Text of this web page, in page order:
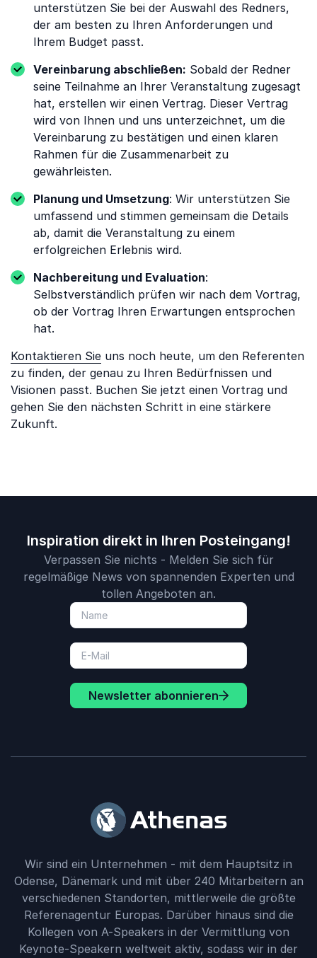
unterstützen Sie bei der Auswahl des Redners,
der am besten zu Ihren Anforderungen und
Ihrem Budget passt.
Vereinbarung abschließen: Sobald der Redner
seine Teilnahme an Ihrer Veranstaltung zugesagt
hat, erstellen wir einen Vertrag. Dieser Vertrag
wird von Ihnen und uns unterzeichnet, um die
Vereinbarung zu bestätigen und einen klaren
Rahmen für die Zusammenarbeit zu
gewährleisten.
Planung und Umsetzung: Wir unterstützen Sie
umfassend und stimmen gemeinsam die Details
ab, damit die Veranstaltung zu einem
erfolgreichen Erlebnis wird.
Nachbereitung und Evaluation:
Selbstverständlich prüfen wir nach dem Vortrag,
ob der Vortrag Ihren Erwartungen entsprochen
hat.
Kontaktieren Sie uns noch heute, um den Referenten
zu finden, der genau zu Ihren Bedürfnissen und
Visionen passt. Buchen Sie jetzt einen Vortrag und
gehen Sie den nächsten Schritt in eine stärkere
Zukunft.
Inspiration direkt in Ihren Posteingang!
Verpassen Sie nichts - Melden Sie sich für
regelmäßige News von spannenden Experten und
tollen Angeboten an.
Newsletter abonnieren
Wir sind ein Unternehmen - mit dem Hauptsitz in
Odense, Dänemark und mit über 240 Mitarbeitern an
verschiedenen Standorten, mittlerweile die größte
Referenagentur Europas. Darüber hinaus sind die
Kollegen von A-Speakers in der Vermittlung von
Keynote-Speakern weltweit aktiv, sodass wir in der